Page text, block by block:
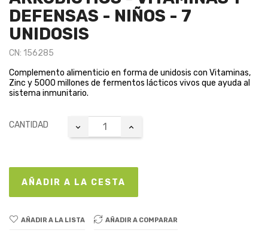
DEFENSAS - NIÑOS - 7
UNIDOSIS
CN: 156285
Complemento alimenticio en forma de unidosis con Vitaminas,
Zinc y 5000 millones de fermentos lácticos vivos que ayuda al
sistema inmunitario.
CANTIDAD
AÑADIR A LA CESTA
AÑADIR A LA LISTA AÑADIR A COMPARAR